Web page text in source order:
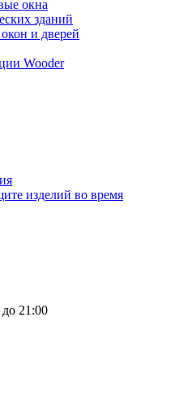
окна
зданий
и дверей
Wooder
изделий во время
21:00